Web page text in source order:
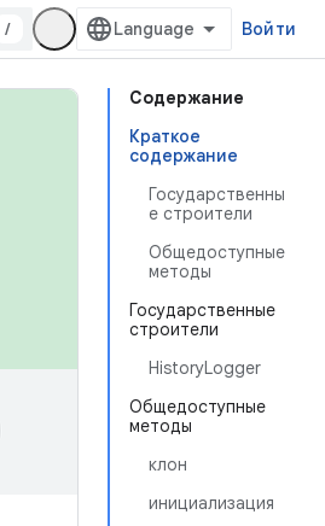
/ Войти
Содержание
Краткое
содержание
Государственны
е строители
Общедоступные
методы
Государственные
строители
HistoryLogger
Общедоступные
методы
клон
инициализация